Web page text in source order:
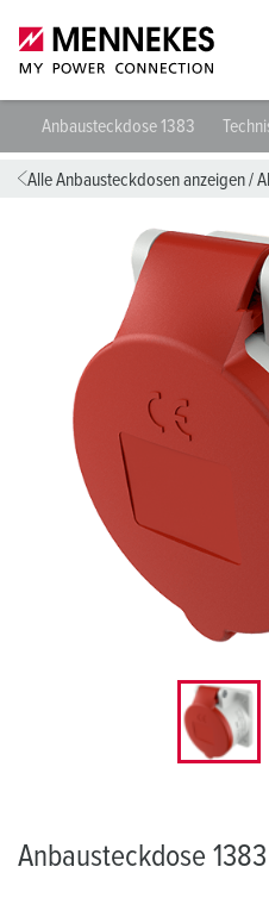
Anbausteckdose 1383
Alle Anbausteckdosen anzeigen/
Anbausteckdose 1383